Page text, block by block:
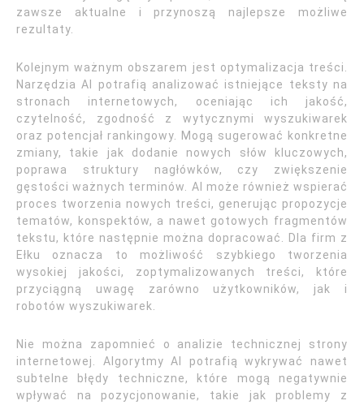
zawsze aktualne i przynoszą najlepsze możliwe
rezultaty.
Kolejnym ważnym obszarem jest optymalizacja treści.
Narzędzia AI potrafią analizować istniejące teksty na
stronach internetowych, oceniając ich jakość,
czytelność, zgodność z wytycznymi wyszukiwarek
oraz potencjał rankingowy. Mogą sugerować konkretne
zmiany, takie jak dodanie nowych słów kluczowych,
poprawa struktury nagłówków, czy zwiększenie
gęstości ważnych terminów. AI może również wspierać
proces tworzenia nowych treści, generując propozycje
tematów, konspektów, a nawet gotowych fragmentów
tekstu, które następnie można dopracować. Dla firm z
Ełku oznacza to możliwość szybkiego tworzenia
wysokiej jakości, zoptymalizowanych treści, które
przyciągną uwagę zarówno użytkowników, jak i
robotów wyszukiwarek.
Nie można zapomnieć o analizie technicznej strony
internetowej. Algorytmy AI potrafią wykrywać nawet
subtelne błędy techniczne, które mogą negatywnie
wpływać na pozycjonowanie, takie jak problemy z